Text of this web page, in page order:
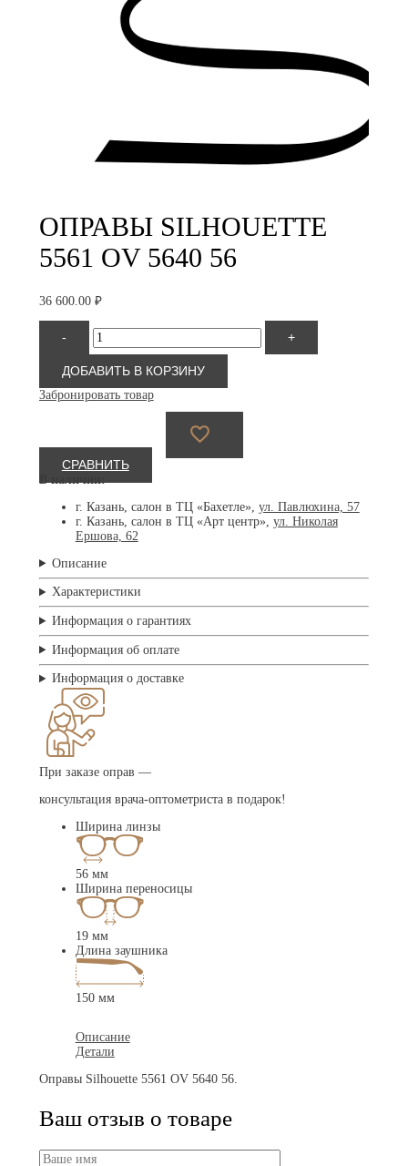
ОПРАВЫ SILHOUETTE
5561 OV 5640 56
36 600.00 ₽
-
Количество
товара
Silhouette
5561
OV
5640
+
ДОБАВИТЬ В КОРЗИНУ
Забронировать товар
СРАВНИТЬ
В наличии:
г. Казань, салон в ТЦ «Бахетле», ул. Павлюхина, 57
г. Казань, салон в ТЦ «Арт центр», ул. Николая
Ершова, 62
Описание
Характеристики
Информация о гарантиях
Информация об оплате
Информация о доставке
При заказе оправ —
консультация врача-оптометриста в подарок!
Ширина линзы
56 мм
Ширина переносицы
19 мм
Длина заушника
150 мм
Описание
Детали
Оправы Silhouette 5561 OV 5640 56.
Ваш отзыв о товаре